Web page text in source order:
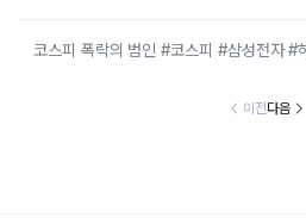
코스피 폭락의 범인 #코스피 #삼성전자 #
이전다음